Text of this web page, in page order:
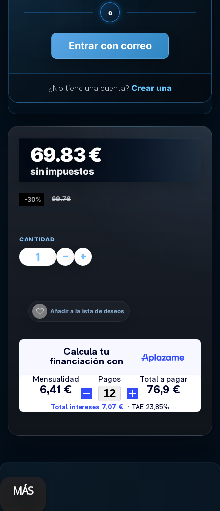
o
Entrar con correo
¿No tiene una cuenta? Crear una
69.83 €
sin impuestos
-30% 99.76
CANTIDAD
Añadir a la lista de deseos
MÁS